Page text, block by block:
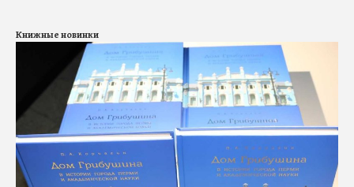
Книжные новинки